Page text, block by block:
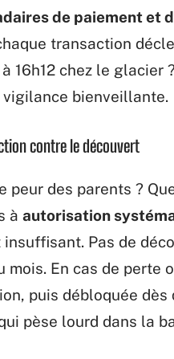
de paiement et
transaction
16h12 chez le
vigilance bienveillante.
contre le découvert
peur des parents ?
à autorisation
Pas de
mois. En cas de perte
puis débloquée
pèse lourd dans la